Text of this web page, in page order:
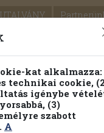
SEGÍTSÉG
Témaköri fa
kat alkalmazza:
technikai cookie,
igénybe
(3)
szabott
A